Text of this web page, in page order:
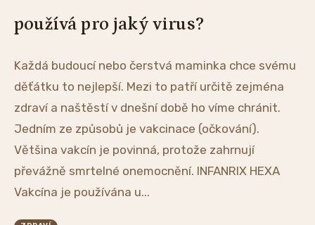
používá pro jaký virus?
Každá budoucí nebo čerstvá maminka chce svému
děťátku to nejlepší. Mezi to patří určitě zejména
zdraví a naštěstí v dnešní době ho víme chránit.
Jedním ze způsobů je vakcinace (očkování).
Většina vakcín je povinná, protože zahrnují
převážně smrtelné onemocnění. INFANRIX HEXA
Vakcína je používána u...